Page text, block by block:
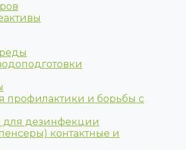
профилактики и борьбы с
для дезинфекции
контактные и